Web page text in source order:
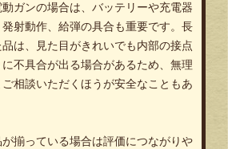
ガンの場合は、バッテリーや充電器
射動作、給弾の具合も重要です。長
は、見た目がきれいでも内部の接点
不具合が出る場合があるため、無理
相談いただくほうが安全なこともあ
揃っている場合は評価につながりや